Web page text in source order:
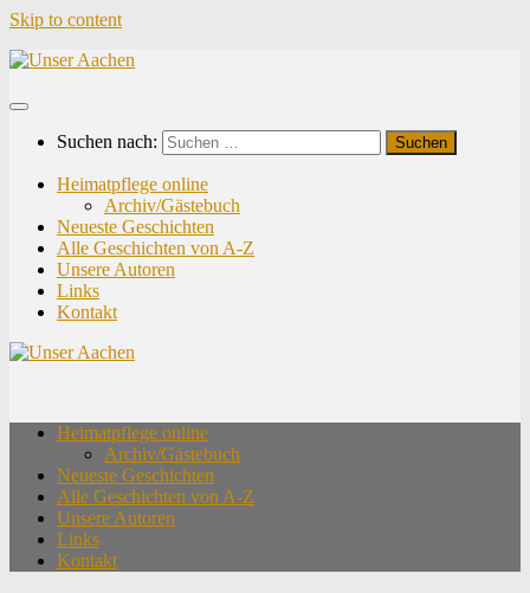
Skip to content
Suchen nach:
Heimatpflege online
Archiv/Gästebuch
Neueste Geschichten
Alle Geschichten von A-Z
Unsere Autoren
Links
Kontakt
Heimatpflege online
Archiv/Gästebuch
Neueste Geschichten
Alle Geschichten von A-Z
Unsere Autoren
Links
Kontakt